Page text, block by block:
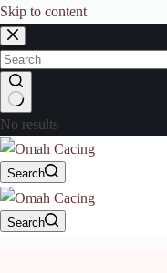
Skip to content
No results
Search
Search